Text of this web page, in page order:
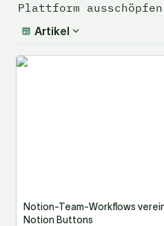
Plattform
Artikel
Notion-Team-
Notion-Team-Workflows
Notion Buttons